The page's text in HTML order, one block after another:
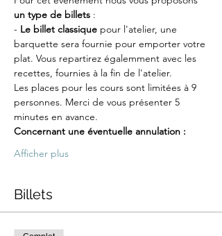
un type de billets :
- Le billet classique pour l'atelier, une
barquette sera fournie pour emporter votre
plat. Vous repartirez égalemment avec les
recettes, fournies à la fin de l'atelier.
Les places pour les cours sont limitées à 9
personnes. Merci de vous présenter 5
minutes en avance.
Concernant une éventuelle annulation :
Afficher plus
Billets